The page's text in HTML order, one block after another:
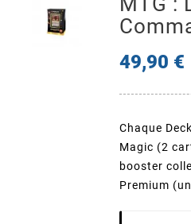
49,90 €
Chaque
Magic (2
booster
Premium